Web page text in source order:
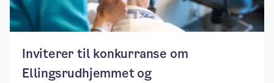
Inviterer til konkurranse om
Ellingsrudhjemmet og